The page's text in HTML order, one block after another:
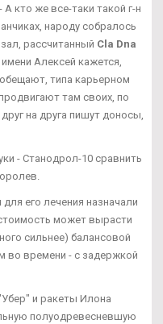
кто же все-таки такой г-н
народу собралось
рассчитанный Cla Dna
Алексей кажется,
типа карьерном
там своих, по
на друга пишут доносы,
- Станодрол-10 сравнить
его лечения назначали
может вырасти
сильнее) балансовой
во времени - с задержкой
и ракеты Илона
полуодревесневшую